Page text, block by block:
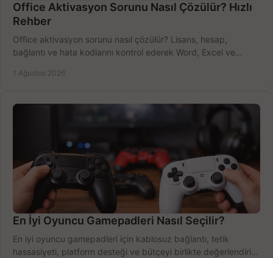
Office Aktivasyon Sorunu Nasıl Çözülür? Hızlı
Rehber
Office aktivasyon sorunu nasıl çözülür? Lisans, hesap,
bağlantı ve hata kodlarını kontrol ederek Word, Excel ve
1 Ağustos 2026
En İyi Oyuncu Gamepadleri Nasıl Seçilir?
En iyi oyuncu gamepadleri için kablosuz bağlantı, tetik
hassasiyeti, platform desteği ve bütçeyi birlikte değerlendirin;